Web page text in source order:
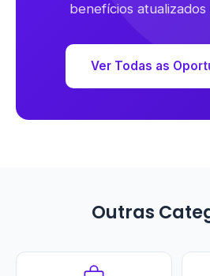
benefícios atualizados
Ver Todas as
Outras